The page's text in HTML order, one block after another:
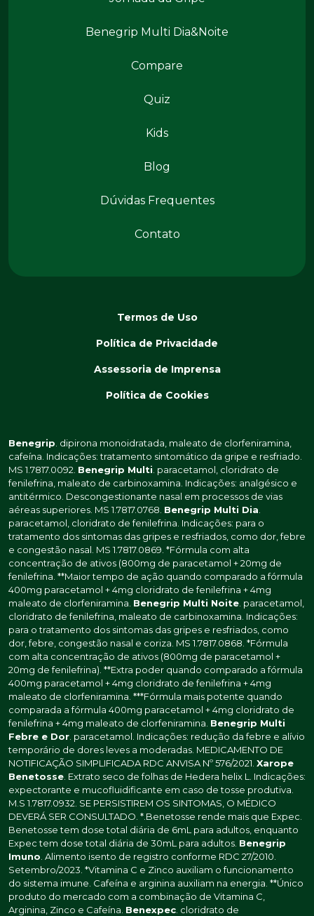
Benegrip Multi Dia&Noite
Benegrip Mais
Compare
Quiz
Kids
Blog
Dúvidas Frequentes
Contato
Termos de Uso
Política de Privacidade
Assessoria de Imprensa
Política de Cookies
Benegrip . dipirona monoidratada, maleato de clorfeniramina,
cafeína. Indicações: tratamento sintomático da gripe e resfriado.
MS 1.7817.0092. Benegrip Multi . paracetamol, cloridrato de
fenilefrina, maleato de carbinoxamina. Indicações: analgésico e
antitérmico. Descongestionante nasal em processos de vias
aéreas superiores. MS 1.7817.0768. Benegrip Multi Dia
paracetamol, cloridrato de fenilefrina. Indicações: para o
tratamento dos sintomas das gripes e resfriados, como dor, febre
e congestão nasal. MS 1.7817.0869. *Fórmula com alta
concentração de ativos (800mg de paracetamol + 20mg de
fenilefrina. **Maior tempo de ação quando comparado a fórmula
400mg paracetamol + 4mg cloridrato de fenilefrina + 4mg
maleato de clorfeniramina. Benegrip Multi Noite . paracetamol,
cloridrato de fenilefrina, maleato de carbinoxamina. Indicações:
para o tratamento dos sintomas das gripes e resfriados, como
dor, febre, congestão nasal e coriza. MS 1.7817.0868. *Fórmula
com alta concentração de ativos (800mg de paracetamol +
20mg de fenilefrina). **Extra poder quando comparado a fórmula
400mg paracetamol + 4mg cloridrato de fenilefrina + 4mg
maleato de clorfeniramina. ***Fórmula mais potente quando
comparada a fórmula 400mg paracetamol + 4mg cloridrato de
fenilefrina + 4mg maleato de clorfeniramina. Benegrip Multi
Febre e Dor . paracetamol. Indicações: redução da febre e alívio
temporário de dores leves a moderadas. MEDICAMENTO DE
NOTIFICAÇÃO SIMPLIFICADA RDC ANVISA Nº 576/2021. Xarope
Benetosse . Extrato seco de folhas de Hedera helix L. Indicações:
expectorante e mucofluidificante em caso de tosse produtiva.
M.S 1.7817.0932. SE PERSISTIREM OS SINTOMAS, O MÉDICO
DEVERÁ SER CONSULTADO. *.Benetosse rende mais que Expec.
Benetosse tem dose total diária de 6mL para adultos, enquanto
Expec tem dose total diária de 30mL para adultos. Benegrip
Imuno . Alimento isento de registro conforme RDC 27/2010.
Setembro/2023. *Vitamina C e Zinco auxiliam o funcionamento
do sistema imune. Cafeína e arginina auxiliam na energia. **Único
produto do mercado com a combinação de Vitamina C,
Arginina, Zinco e Cafeína. Benexpec . cloridrato de